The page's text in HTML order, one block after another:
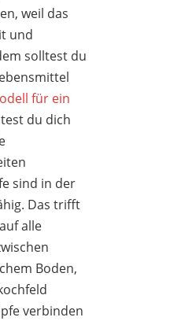
weil das
und
solltest du
für ein
du dich
sind in der
Das trifft
alle
Boden,
verbinden